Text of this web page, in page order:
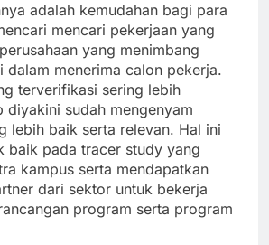
adalah kemudahan bagi para
mencari pekerjaan yang
yang menimbang
dalam menerima calon pekerja.
terverifikasi sering lebih
diyakini sudah mengenyam
lebih baik serta relevan. Hal ini
baik pada tracer study yang
kampus serta mendapatkan
dari sektor untuk bekerja
program serta program